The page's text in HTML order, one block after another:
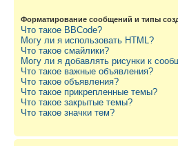
Форматирование сообщений и типы
Что такое BBCode?
Могу ли я использовать HTML?
Что такое смайлики?
Могу ли я добавлять рисунки к
Что такое важные объявления?
Что такое объявления?
Что такое прикрепленные темы?
Что такое закрытые темы?
Что такое значки тем?